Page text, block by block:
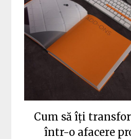
Cum să îți
într-o afacere